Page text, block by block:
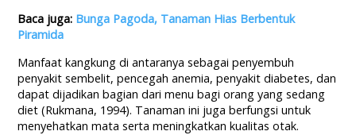
Baca juga: Bunga Pagoda, Tanaman Hias Berbentuk
Piramida
Manfaat kangkung di antaranya sebagai penyembuh
penyakit sembelit, pencegah anemia, penyakit diabetes, dan
dapat dijadikan bagian dari menu bagi orang yang sedang
diet (Rukmana, 1994). Tanaman ini juga berfungsi untuk
menyehatkan mata serta meningkatkan kualitas otak.